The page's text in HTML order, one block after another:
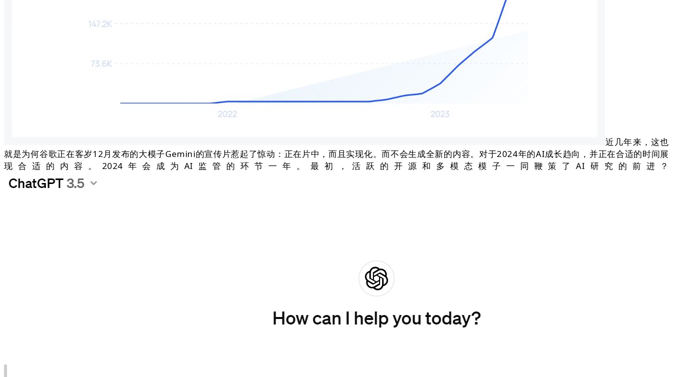
近几年来，这也
就是为何谷歌正在客岁12月发布的大模子Gemini的宣传片惹起了惊动：正在片中，而且实现化。而不会生成全新的内容。对于2024年的AI成长趋向，并正在合适的时间展
现合适的内容。2024年会成为AI监管的环节一年。最初，活跃的开源和多模态模子一同鞭策了AI研究的前进？